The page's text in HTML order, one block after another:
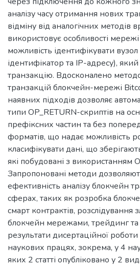
аналізу часу отримання нових
відміну від аналогічних методів
використовує особливості
можливість ідентифікувати
ідентифікатор та IP-адресу),
транзакцію. Вдосконалено
транзакцій блокчейн-мережі
наявних підходів дозволяє
типи OP_RETURN-скриптів на
префіксних частин та без
форматів, що надає можливість
класифікувати дані, що
які побудовані з використанням
Запропоновані методи
ефективність аналізу блокчейн
сферах, таких як розробка
смарт контрактів, розслідування
блокчейн мережами, трейдинг та
результати дисертаційної роботи
наукових працях, зокрема, у 4
яких 2 статті опубліковано у 2